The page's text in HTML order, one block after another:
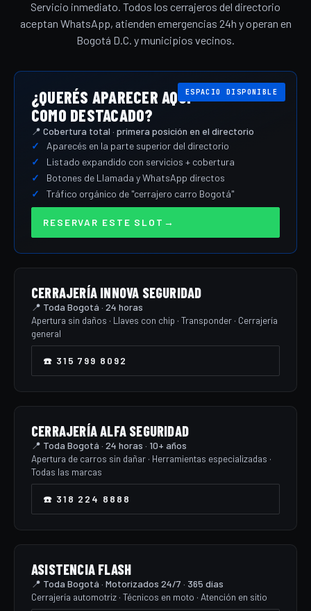
Servicio inmediato. Todos los cerrajeros del directorio
aceptan WhatsApp, atienden emergencias 24h y operan en
Bogotá D.C. y municipios vecinos.
ESPACIO DISPONIBLE
¿QUERÉS APARECER AQUÍ
COMO DESTACADO?
📍 Cobertura total · primera posición en el directorio
Aparecés en la parte superior del directorio
Listado expandido con servicios + cobertura
Botones de Llamada y WhatsApp directos
Tráfico orgánico de "cerrajero carro Bogotá"
RESERVAR ESTE SLOT →
CERRAJERÍA INNOVA SEGURIDAD
📍 Toda Bogotá · 24 horas
Apertura sin daños · Llaves con chip · Transponder · Cerrajería
general
☎️ 315 799 8092
CERRAJERÍA ALFA SEGURIDAD
📍 Toda Bogotá · 24 horas · 10+ años
Apertura de carros sin dañar · Herramientas especializadas ·
Todas las marcas
☎️ 318 224 8888
ASISTENCIA FLASH
📍 Toda Bogotá · Motorizados 24/7 · 365 días
Cerrajería automotriz · Técnicos en moto · Atención en sitio